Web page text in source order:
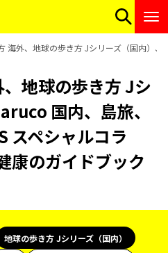
海外、地球の歩き方 Jシリーズ（国内）
地球の歩き方 Jシ
国内、島旅、
スペシャルコラ
康のガイドブック
地球の歩き方 Jシリーズ（国内）